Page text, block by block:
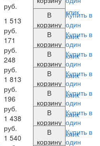
руб.
клик
1 513
руб.
В
корзину
Купить в
один
клик
171
руб.
В
корзину
Купить в
один
клик
248
руб.
В
корзину
Купить в
один
клик
1 813
руб.
В
корзину
Купить в
один
клик
196
руб.
В
корзину
Купить в
один
клик
1 438
руб.
В
корзину
Купить в
один
клик
1 540
В
корзину
Купить в
один